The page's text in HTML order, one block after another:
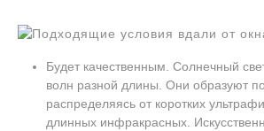
Будет качественным. Солнечный
волн разной длины. Они образуют
распределяясь от коротких
длинных инфракрасных.